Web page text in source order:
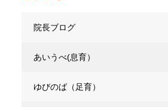
院長ブログ
あいうべ(息育）
ゆびのば（足育）